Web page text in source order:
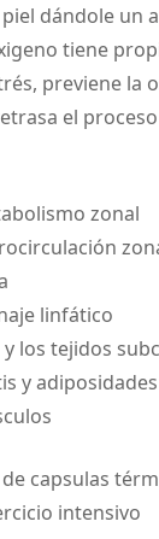
dándole un
tiene
previene la
el
zonal
linfático
y los tejidos
y
capsulas
intensivo